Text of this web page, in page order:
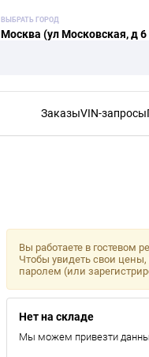
ВЫБРАТЬ ГОРОД
Москва (ул Московская, д 6
ЗаказыVIN-запросы
Вы работаете в гостевом
Чтобы увидеть свои
паролем (или
Нет на складе
Мы можем привезти